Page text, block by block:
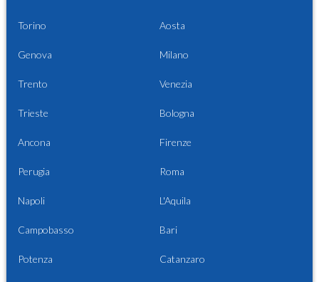
Torino Aosta
Genova Milano
Trento Venezia
Trieste Bologna
Ancona Firenze
Perugia Roma
Napoli L'Aquila
Campobasso Bari
Potenza Catanzaro